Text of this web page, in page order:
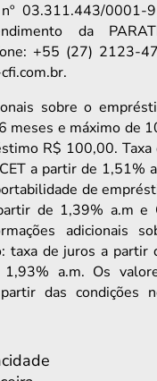
03.311.443/0001-
da
+55 (27) 2123-
sobre o
meses e máximo de
R$ 100,00.
a partir de 1,51%
de
de 1,39% a.m e
adicionais
taxa de juros a partir
a.m. Os
das condições